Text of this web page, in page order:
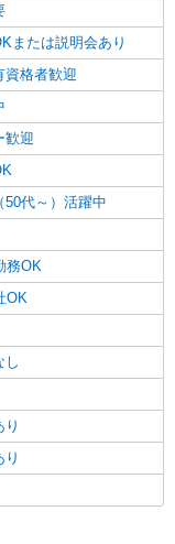
細を見る
未経験・ブランク
日払い有/週払い有/交
)＞
細を見る
ムSTAFF＊経験不
日払い有/週払い有/交
＞
細を見る
または説明会あり
資格者歓迎
歓迎
50代～）活躍中
務OK
OK
し
り
り